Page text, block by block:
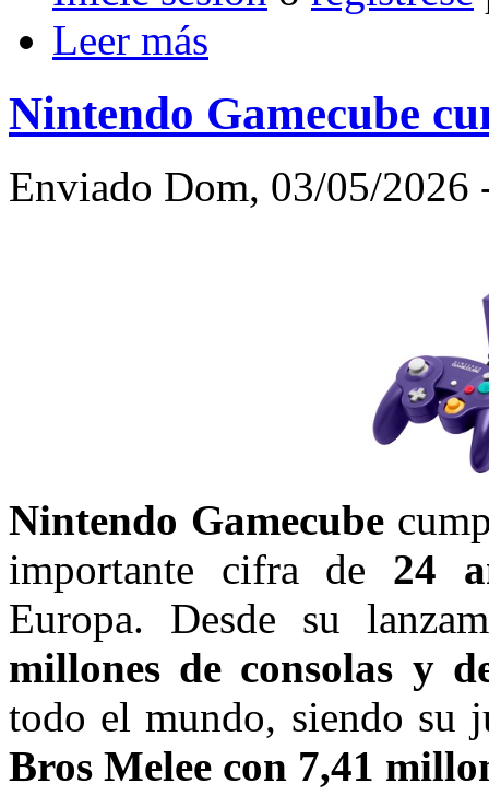
Leer más
Nintendo Gamecube
Enviado Dom, 03/05/2026
Nintendo Gamecube
importante cifra de 24
Europa. Desde su
millones de consolas y
todo el mundo, siendo su
Bros Melee con 7,41